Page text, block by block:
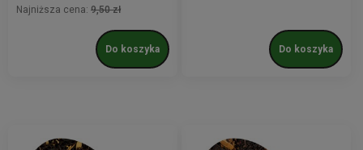
Najniższa cena: 9,50 zł
Do koszyka Do koszyka